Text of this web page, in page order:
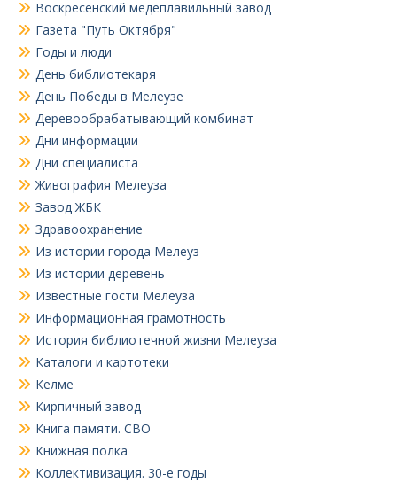
Воскресенский медеплавильный завод
Газета "Путь Октября"
Годы и люди
День библиотекаря
День Победы в Мелеузе
Деревообрабатывающий комбинат
Дни информации
Дни специалиста
Живография Мелеуза
Завод ЖБК
Здравоохранение
Из истории города Мелеуз
Из истории деревень
Известные гости Мелеуза
Информационная грамотность
История библиотечной жизни Мелеуза
Каталоги и картотеки
Келме
Кирпичный завод
Книга памяти. СВО
Книжная полка
Коллективизация. 30-е годы